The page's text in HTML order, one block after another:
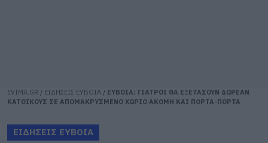
EVIMA.GR / ΕΙΔΗΣΕΙΣ ΕΥΒΟΙΑ / ΕΥΒΟΙΑ: ΓΙΑΤΡΟΙ ΘΑ ΕΞΕΤΑΣΟΥΝ ΔΩΡΕΑΝ
ΚΑΤΟΙΚΟΥΣ ΣΕ ΑΠΟΜΑΚΡΥΣΜΕΝΟ ΧΩΡΙΟ ΑΚΟΜΗ ΚΑΙ ΠΟΡΤΑ-ΠΟΡΤΑ
ΕΙΔΗΣΕΙΣ ΕΥΒΟΙΑ